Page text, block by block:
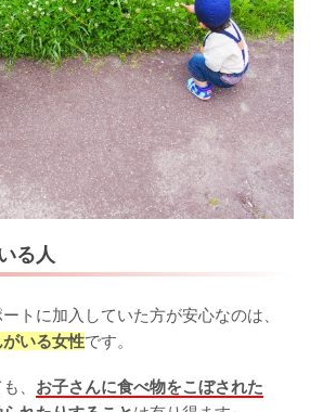
る人
トに加入していた方が安心なのは、
いる女性です。
、 お子さんに食べ物をこぼされた